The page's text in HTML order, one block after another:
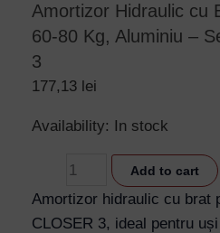
Amortizor Hidraulic cu
60-80 Kg, Aluminiu –
3
177,13 lei
Availability: In stock
Amortizor
Brat
pentru
Add to cart
Amortizor hidraulic cu brat
CLOSER 3, ideal pentru